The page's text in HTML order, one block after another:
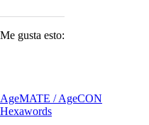
Me gusta esto:
Navegación
de
AgeMATE / AgeCON
Hexawords